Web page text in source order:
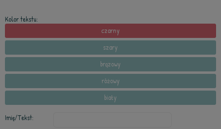
Kolor tekstu:
czarny
szary
brązowy
różowy
biały
Imię/Tekst: